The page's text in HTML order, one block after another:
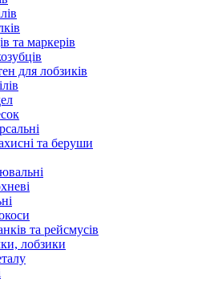
та маркерів
для лобзиків
та беруши
та рейсмусів
лобзики